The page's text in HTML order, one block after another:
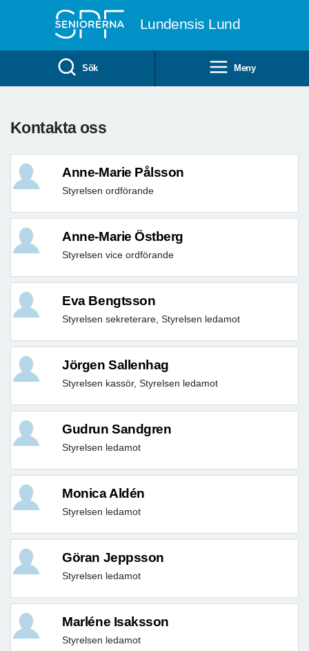
Lundensis Lund
Sök Meny
Kontakta oss
Anne-Marie Pålsson
Styrelsen ordförande
Anne-Marie Östberg
Styrelsen vice ordförande
Eva Bengtsson
Styrelsen sekreterare, Styrelsen ledamot
Jörgen Sallenhag
Styrelsen kassör, Styrelsen ledamot
Gudrun Sandgren
Styrelsen ledamot
Monica Aldén
Styrelsen ledamot
Göran Jeppsson
Styrelsen ledamot
Marléne Isaksson
Styrelsen ledamot